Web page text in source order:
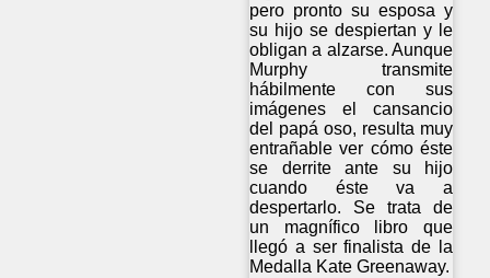
pero pronto su esposa y
su hijo se despiertan y le
obligan a alzarse. Aunque
Murphy transmite
hábilmente con sus
imágenes el cansancio
del papá oso, resulta muy
entrañable ver cómo éste
se derrite ante su hijo
cuando éste va a
despertarlo. Se trata de
un magnífico libro que
llegó a ser finalista de la
Medalla Kate Greenaway.